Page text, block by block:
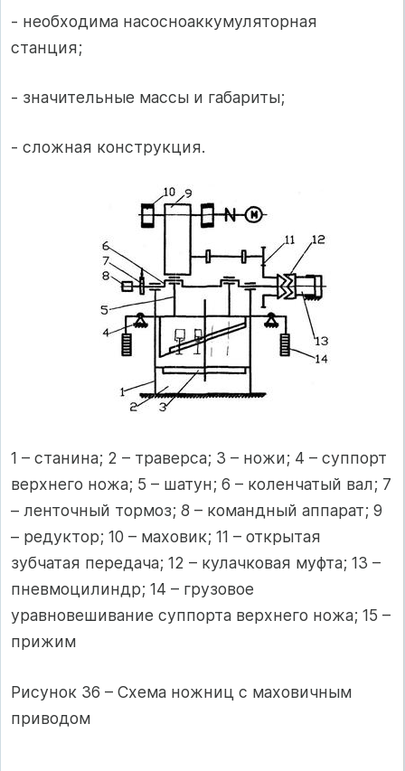
- необходима насосноаккумуляторная
станция;
- значительные массы и габариты;
- сложная конструкция.
1 – станина; 2 – траверса; 3 – ножи; 4 – суппорт
верхнего ножа; 5 – шатун; 6 – коленчатый вал; 7
– ленточный тормоз; 8 – командный аппарат; 9
– редуктор; 10 – маховик; 11 – открытая
зубчатая передача; 12 – кулачковая муфта; 13 –
пневмоцилиндр; 14 – грузовое
уравновешивание суппорта верхнего ножа; 15 –
прижим
Рисунок 36 – Схема ножниц с маховичным
приводом